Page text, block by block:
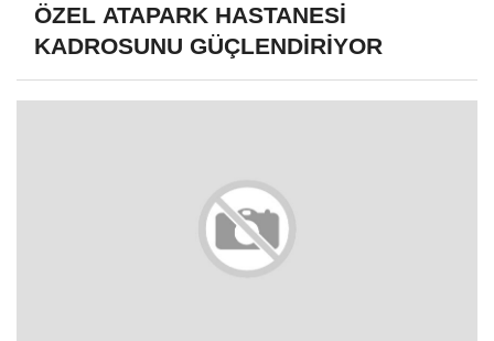
ÖZEL ATAPARK HASTANESİ
KADROSUNU GÜÇLENDİRİYOR